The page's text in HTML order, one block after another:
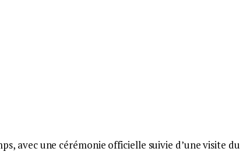
avec une cérémonie officielle suivie d’une visite du